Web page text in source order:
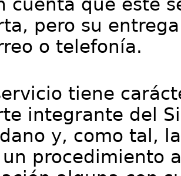
pero su
o telefonía.
tiene
integrante del
y, como tal,
un procedimiento